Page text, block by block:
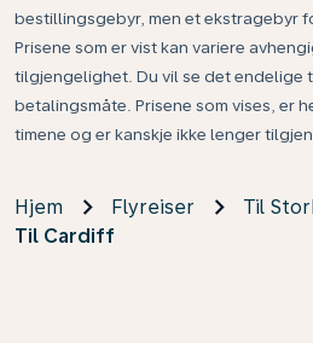
bestillingsgebyr, men et ekstragebyr
Prisene som er vist kan variere
tilgjengelighet. Du vil se det
betalingsmåte. Prisene som vises, er
timene og er kanskje ikke lenger
Hjem Flyreiser
Til
Til Cardiff